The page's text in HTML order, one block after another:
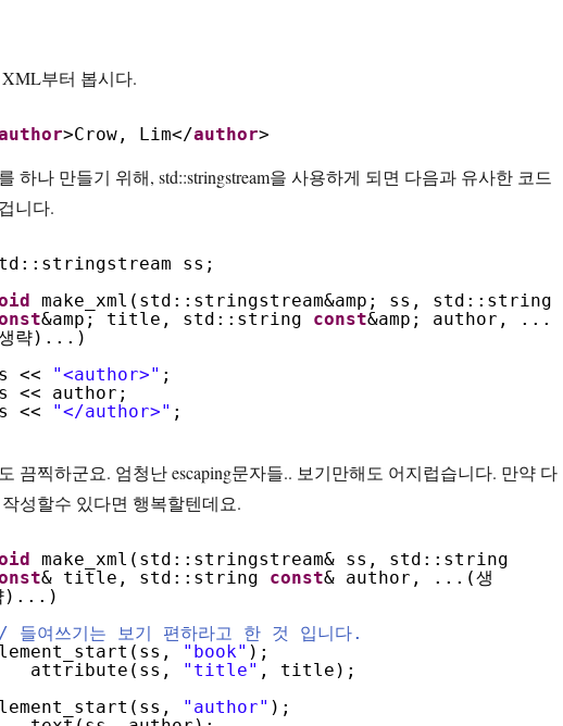
부터 봅시다.
>Crow, Lim</author>
하나 만들기 위해, std::stringstream을 사용하게 되면 다음과 유사한 코드
니다.
ss;
make_xml(std::stringstream&amp; ss, std::string
&amp; title, std::string const&amp; author, ...
략)...)
<< "<author>" ;
<< author;
<< "</author>" ;
끔찍하군요. 엄청난 escaping문자들.. 보기만해도 어지럽습니다. 만약 다
성할수 있다면 행복할텐데요.
make_xml(std::stringstream& ss, std::string
& title, std::string const& author, ...(생
)...)
들여쓰기는 보기 편하라고 한 것 입니다.
"book" );
attribute(ss, "title" , title);
"author" );